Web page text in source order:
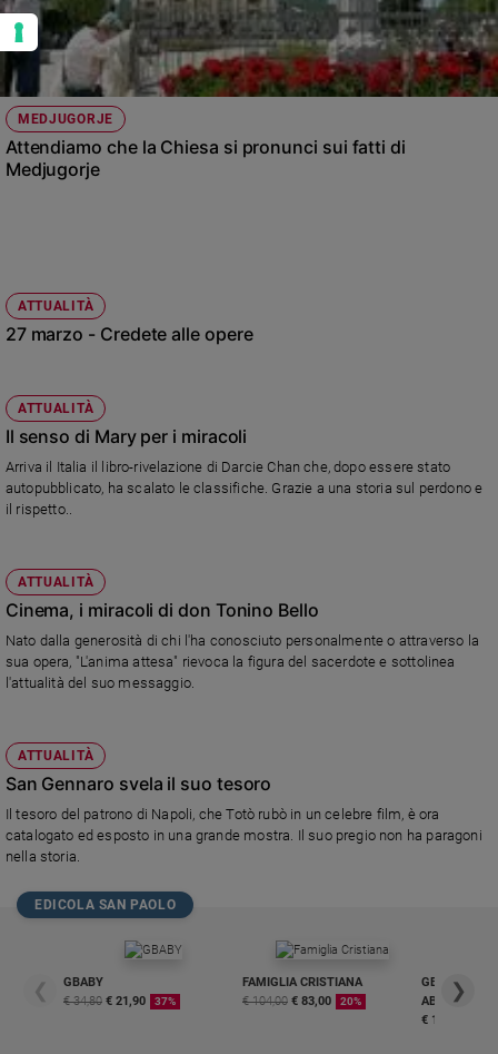
MEDJUGORJE
Attendiamo che la Chiesa si pronunci sui fatti di
Medjugorje
ATTUALITÀ
27 marzo - Credete alle opere
ATTUALITÀ
Il senso di Mary per i miracoli
Arriva il Italia il libro-rivelazione di Darcie Chan che, dopo essere stato
autopubblicato, ha scalato le classifiche. Grazie a una storia sul perdono e
il rispetto..
ATTUALITÀ
Cinema, i miracoli di don Tonino Bello
Nato dalla generosità di chi l'ha conosciuto personalmente o attraverso la
sua opera, "L'anima attesa" rievoca la figura del sacerdote e sottolinea
l'attualità del suo messaggio.
ATTUALITÀ
San Gennaro svela il suo tesoro
Il tesoro del patrono di Napoli, che Totò rubò in un celebre film, è ora
catalogato ed esposto in una grande mostra. Il suo pregio non ha paragoni
nella storia.
EDICOLA SAN PAOLO
❮
GBABY
€ 34,80 € 21,90 37%
FAMIGLIA CRISTIANA
€ 104,00 € 83,00 20%
GBABY
€ 16,99
❯